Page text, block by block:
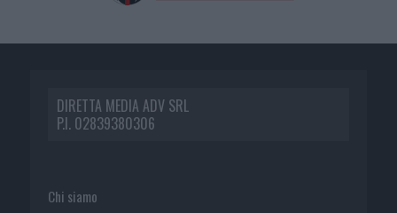
DIRETTA MEDIA ADV SRL
P.I. 02839380306
Chi siamo